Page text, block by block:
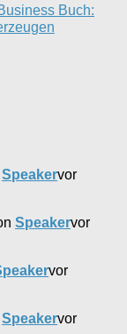
Buch:
Speakervor
Speakervor
vor
Speakervor